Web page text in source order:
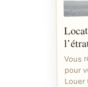
Vous
pour
Louer